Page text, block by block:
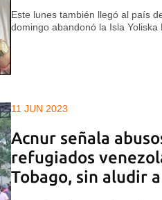
Este lunes también llegó al país
domingo abandonó la Isla Yoliska
11 JUN 2023
Acnur señala
refugiados
Tobago, sin aludir